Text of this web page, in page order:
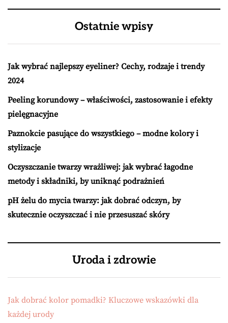
Ostatnie wpisy
Jak wybrać najlepszy eyeliner? Cechy, rodzaje i trendy
2024
Peeling korundowy – właściwości, zastosowanie i efekty
pielęgnacyjne
Paznokcie pasujące do wszystkiego – modne kolory i
stylizacje
Oczyszczanie twarzy wrażliwej: jak wybrać łagodne
metody i składniki, by uniknąć podrażnień
pH żelu do mycia twarzy: jak dobrać odczyn, by
skutecznie oczyszczać i nie przesuszać skóry
Uroda i zdrowie
Jak dobrać kolor pomadki? Kluczowe wskazówki dla
każdej urody